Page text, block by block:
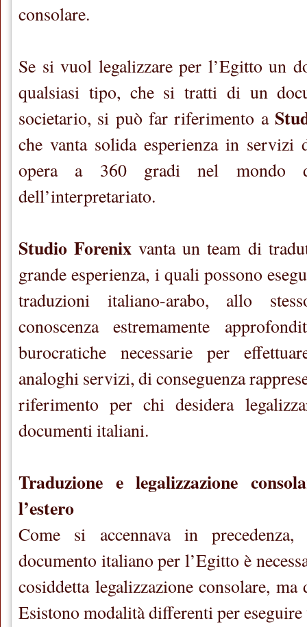
consolare.
Se si vuol legalizzare per l’Egitto un
qualsiasi tipo, che si tratti di un
societario, si può far riferimento a
che vanta solida esperienza in servizi
opera a 360 gradi nel mondo
dell’interpretariato.
Studio Forenix vanta un team di
grande esperienza, i quali possono
traduzioni italiano-arabo, allo
conoscenza estremamente
burocratiche necessarie per
analoghi servizi, di conseguenza
riferimento per chi desidera
documenti italiani.
Traduzione e legalizzazione
l’estero
Come si accennava in
documento italiano per l’Egitto è
cosiddetta legalizzazione consolare,
Esistono modalità differenti per eseguire